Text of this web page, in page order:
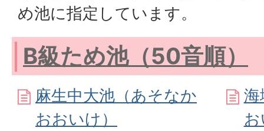
め池に指定しています。
B級ため池（50音順）
麻生中大池（あそなか
おおいけ）
海